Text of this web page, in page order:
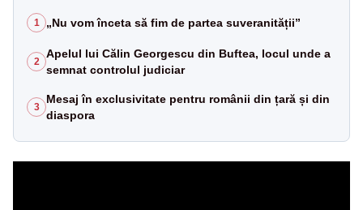
1 „Nu vom înceta să fim de partea suveranității”
2
Apelul lui Călin Georgescu din Buftea, locul unde a
semnat controlul judiciar
3
Mesaj în exclusivitate pentru românii din țară și din
diaspora